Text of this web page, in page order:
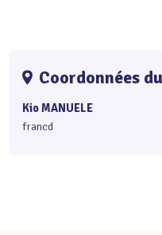
Coordonnées
Kio MANUELE
francd